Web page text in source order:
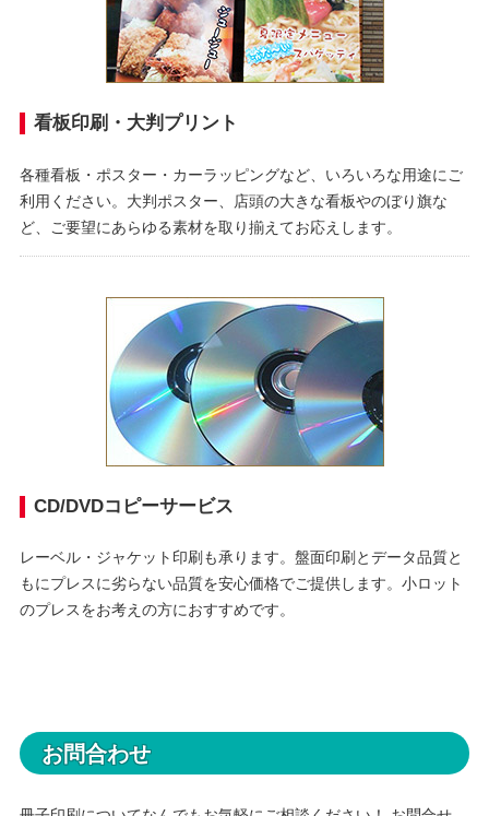
看板印刷・大判プリント
各種看板・ポスター・カーラッピングなど、いろいろな用途にご
利用ください。大判ポスター、店頭の大きな看板やのぼり旗な
ど、ご要望にあらゆる素材を取り揃えてお応えします。
CD/DVDコピーサービス
レーベル・ジャケット印刷も承ります。盤面印刷とデータ品質と
もにプレスに劣らない品質を安心価格でご提供します。小ロット
のプレスをお考えの方におすすめです。
お問合わせ